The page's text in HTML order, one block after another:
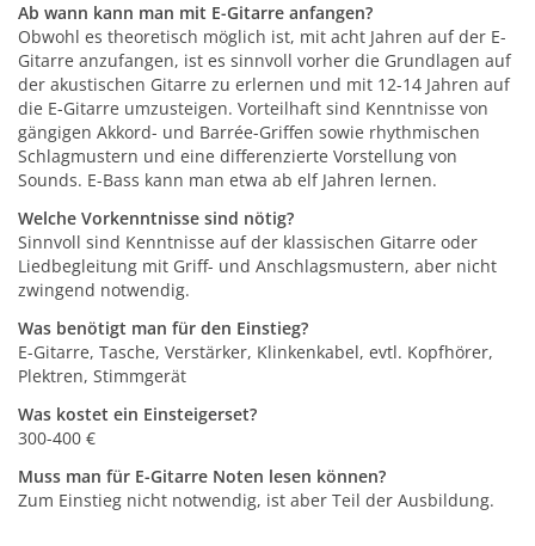
Ab wann kann man mit E-Gitarre anfangen?
Obwohl es theoretisch möglich ist, mit acht Jahren auf der E-
Gitarre anzufangen, ist es sinnvoll vorher die Grundlagen auf
der akustischen Gitarre zu erlernen und mit 12-14 Jahren auf
die E-Gitarre umzusteigen. Vorteilhaft sind Kenntnisse von
gängigen Akkord- und Barrée-Griffen sowie rhythmischen
Schlagmustern und eine differenzierte Vorstellung von
Sounds. E-Bass kann man etwa ab elf Jahren lernen.
Welche Vorkenntnisse sind nötig?
Sinnvoll sind Kenntnisse auf der klassischen Gitarre oder
Liedbegleitung mit Griff- und Anschlagsmustern, aber nicht
zwingend notwendig.
Was benötigt man für den Einstieg?
E-Gitarre, Tasche, Verstärker, Klinkenkabel, evtl. Kopfhörer,
Plektren, Stimmgerät
Was kostet ein Einsteigerset?
300-400 €
Muss man für E-Gitarre Noten lesen können?
Zum Einstieg nicht notwendig, ist aber Teil der Ausbildung.